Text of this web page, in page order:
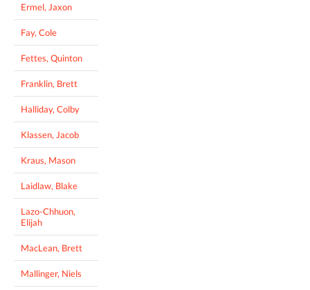
Ermel, Jaxon
Fay, Cole
Fettes, Quinton
Franklin, Brett
Halliday, Colby
Klassen, Jacob
Kraus, Mason
Laidlaw, Blake
Lazo-Chhuon,
Elijah
MacLean, Brett
Mallinger, Niels